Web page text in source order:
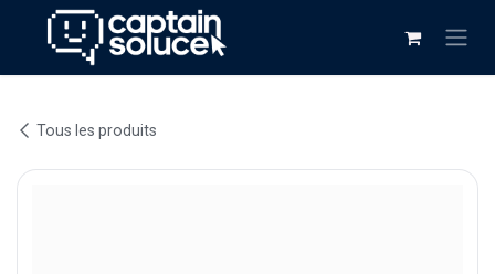
Se rendre au contenu
Tous les produits